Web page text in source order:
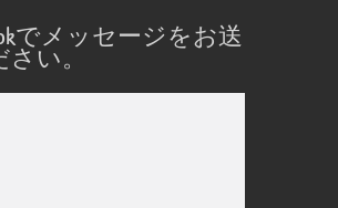
でメッセージをお送
さい。